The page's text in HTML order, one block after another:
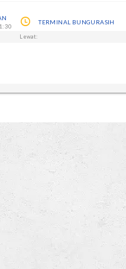
TERMINAL BUNGURASIH
Lewat: